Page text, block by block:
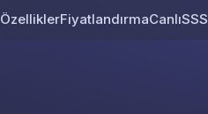
ÖzelliklerFiyatlandırmaCanlıSSS